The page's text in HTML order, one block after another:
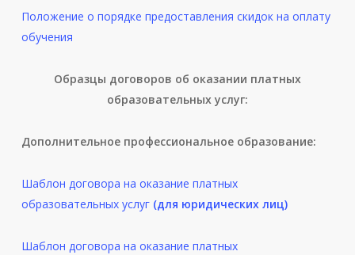
Положение о порядке предоставления скидок на оплату
обучения
Образцы договоров об оказании платных
образовательных услуг:
Дополнительное профессиональное образование:
Шаблон договора на оказание платных
образовательных услуг (для юридических лиц)
Шаблон договора на оказание платных